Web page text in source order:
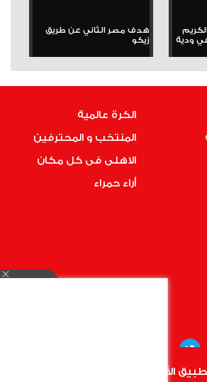
ودية
هدف مصر الثاني عن طريق
زيكو
الكرة عالمية
المنتخب و المحترفين
الاهلى فى كل مكان
أراء حمراء
الأهلي.كوم متاح الأن